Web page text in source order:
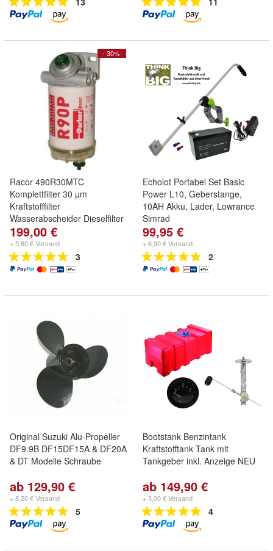
- 30%
Racor 490R30MTC
Komplettfilter 30 µm
Kraftstofffilter
Wasserabscheider Dieselfilter
199,00 €
+ 5,80 € Versand
3
Echolot Portabel Set Basic
Power L10, Geberstange,
10AH Akku, Lader, Lowrance
Simrad
99,95 €
+ 6,90 € Versand
2
Original Suzuki Alu-Propeller
DF9.9B DF15DF15A & DF20A
& DT Modelle Schraube
ab 129,90 €
+ 8,20 € Versand
5
Bootstank Benzintank
Kraftstofftank Tank mit
Tankgeber inkl. Anzeige NEU
ab 149,90 €
+ 3,00 € Versand
4